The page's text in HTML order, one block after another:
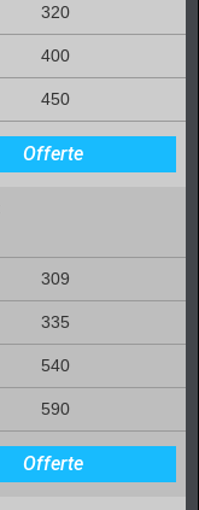
320
400
450
Offerte
309
335
540
590
Offerte